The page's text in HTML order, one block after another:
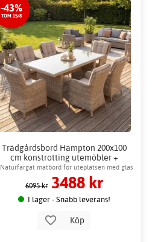
-43%
TOM 15/8
Trädgårdsbord Hampton 200x100
cm konstrotting utemöbler +
Möbelvård
Naturfärgat matbord för uteplatsen med glas
topp
6095 kr 3488 kr
I lager - Snabb leverans!
Köp